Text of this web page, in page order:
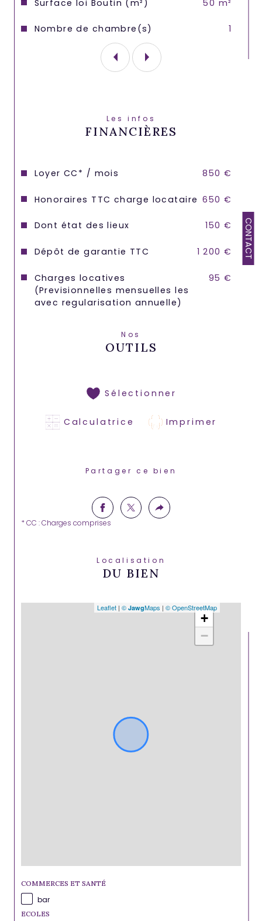
CONTACT
Surface loi Boutin (m²) 50 m²
Nombre de chambre(s) 1
Les infos
FINANCIÈRES
Loyer CC* / mois 850 €
Honoraires TTC charge locataire 650 €
Dont état des lieux 150 €
Dépôt de garantie TTC 1 200 €
Charges locatives
(Previsionnelles mensuelles les
avec regularisation annuelle)
95 €
Nos
OUTILS
Sélectionner
Calculatrice Imprimer
Partager ce bien
* CC : Charges comprises
Localisation
DU BIEN
+
−
Leaflet | © JawgMaps | © OpenStreetMap
COMMERCES ET SANTÉ
bar
ECOLES